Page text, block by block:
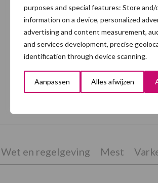
purposes and special features: Store and/
information on a device, personalized
advertising and content measurement,
and services development, precise
identification through device scanning.
Aanpassen Alles afwijzen
Eliminatieprotocol voor
Wet en regelgeving Mest